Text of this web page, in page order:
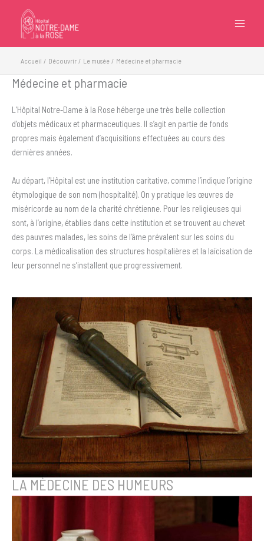
contenu
Accueil Découvrir Le musée Médecine et pharmacie
Médecine et pharmacie
L’Hôpital Notre-Dame à la Rose héberge une très belle collection
d’objets médicaux et pharmaceutiques. Il s’agit en partie de fonds
propres mais également d’acquisitions effectuées au cours des
dernières années.
Au départ, l’Hôpital est une institution caritative, comme l’indique l’origine
étymologique de son nom (hospitalité). On y pratique les œuvres de
miséricorde au nom de la charité chrétienne. Pour les religieuses qui
sont, à l’origine, établies dans cette institution et se trouvent au chevet
des pauvres malades, les soins de l’âme prévalent sur les soins du
corps. La médicalisation des structures hospitalières et la laïcisation de
leur personnel ne s’installent que progressivement.
LA MÉDECINE DES HUMEURS